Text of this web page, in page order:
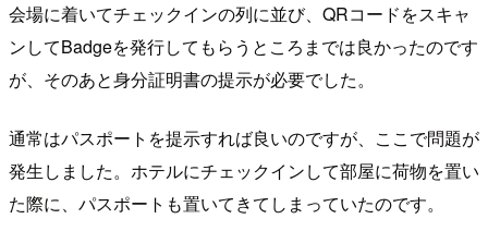
会場に着いてチェックインの列に並び、QRコードをスキャ
ンしてBadgeを発行してもらうところまでは良かったのです
が、そのあと身分証明書の提示が必要でした。
通常はパスポートを提示すれば良いのですが、ここで問題が
発生しました。ホテルにチェックインして部屋に荷物を置い
た際に、パスポートも置いてきてしまっていたのです。